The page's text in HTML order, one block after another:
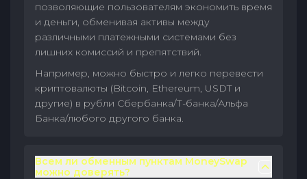
позволяющие пользователям экономить время
и деньги, обменивая активы между
различными платежными системами без
лишних комиссий и препятствий.
Например, можно быстро и легко перевести
криптовалюты (Bitcoin, Ethereum, USDT и
другие) в рубли Сбербанка/Т-банка/Альфа
Банка/любого другого банка.
Всем ли обменным пунктам MoneySwap
можно доверять?